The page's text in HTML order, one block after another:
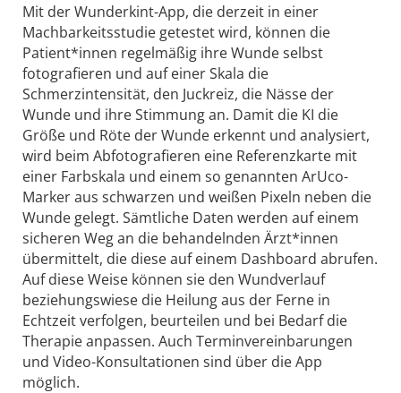
Mit der Wunderkint-App, die derzeit in einer
Machbarkeitsstudie getestet wird, können die
Patient*innen regelmäßig ihre Wunde selbst
fotografieren und auf einer Skala die
Schmerzintensität, den Juckreiz, die Nässe der
Wunde und ihre Stimmung an. Damit die KI die
Größe und Röte der Wunde erkennt und analysiert,
wird beim Abfotografieren eine Referenzkarte mit
einer Farbskala und einem so genannten ArUco-
Marker aus schwarzen und weißen Pixeln neben die
Wunde gelegt. Sämtliche Daten werden auf einem
sicheren Weg an die behandelnden Ärzt*innen
übermittelt, die diese auf einem Dashboard abrufen.
Auf diese Weise können sie den Wundverlauf
beziehungswiese die Heilung aus der Ferne in
Echtzeit verfolgen, beurteilen und bei Bedarf die
Therapie anpassen. Auch Terminvereinbarungen
und Video-Konsultationen sind über die App
möglich.